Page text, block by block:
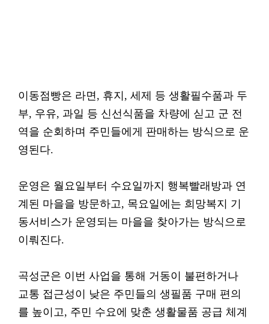
이동점빵은 라면, 휴지, 세제 등 생활필수품과 두
부, 우유, 과일 등 신선식품을 차량에 싣고 군 전
역을 순회하며 주민들에게 판매하는 방식으로 운
영된다.
운영은 월요일부터 수요일까지 행복빨래방과 연
계된 마을을 방문하고, 목요일에는 희망복지 기
동서비스가 운영되는 마을을 찾아가는 방식으로
이뤄진다.
곡성군은 이번 사업을 통해 거동이 불편하거나
교통 접근성이 낮은 주민들의 생필품 구매 편의
를 높이고, 주민 수요에 맞춘 생활물품 공급 체계